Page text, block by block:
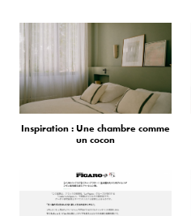
Inspiration : Une chambre comme
un cocon